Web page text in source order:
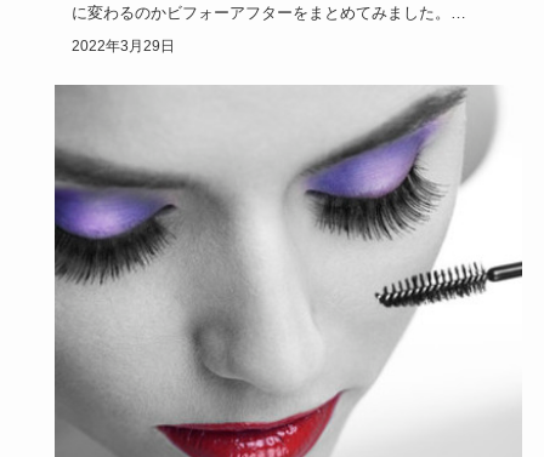
に変わるのかビフォーアフターをまとめてみました。
綺麗にマツエク（…
2022年3月29日